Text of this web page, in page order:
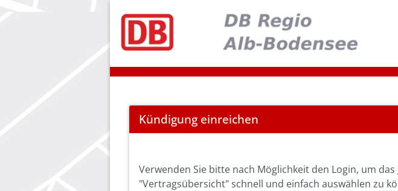
Cancel
Abo
Kündigung einreichen
Verwenden Sie bitte nach Möglichkeit den Login, um
"Vertragsübersicht" schnell und einfach auswählen zu